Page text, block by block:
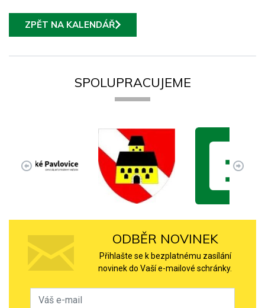
ZPĚT NA KALENDÁŘ
SPOLUPRACUJEME
ODBĚR NOVINEK
Přihlašte se k bezplatnému zasílání
novinek do Vaší e-mailové schránky.